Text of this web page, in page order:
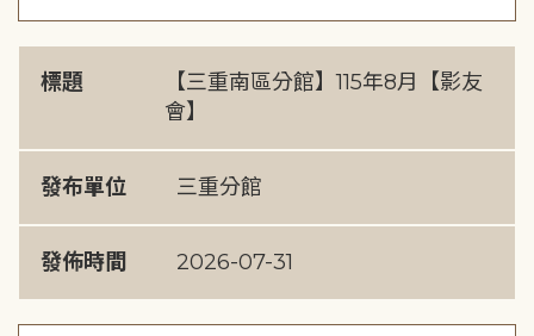
標題
【三重南區分館】115年8月【影友
會】
發布單位 三重分館
發佈時間 2026-07-31